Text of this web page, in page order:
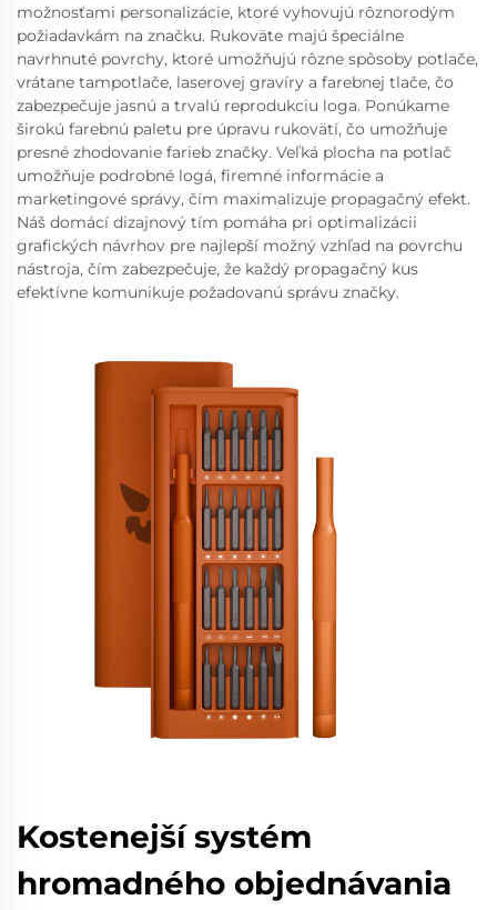
možnosťami personalizácie, ktoré vyhovujú rôznorodým
požiadavkám na značku. Rukoväte majú špeciálne
navrhnuté povrchy, ktoré umožňujú rôzne spôsoby potlače,
vrátane tampotlače, laserovej gravíry a farebnej tlače, čo
zabezpečuje jasnú a trvalú reprodukciu loga. Ponúkame
širokú farebnú paletu pre úpravu rukovätí, čo umožňuje
presné zhodovanie farieb značky. Veľká plocha na potlač
umožňuje podrobné logá, firemné informácie a
marketingové správy, čím maximalizuje propagačný efekt.
Náš domácí dizajnový tím pomáha pri optimalizácii
grafických návrhov pre najlepší možný vzhľad na povrchu
nástroja, čím zabezpečuje, že každý propagačný kus
efektívne komunikuje požadovanú správu značky.
Kostenejší systém
hromadného objednávania